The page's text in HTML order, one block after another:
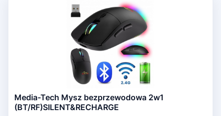
Media-Tech Mysz bezprzewodowa 2w1
(BT/RF)SILENT&RECHARGE